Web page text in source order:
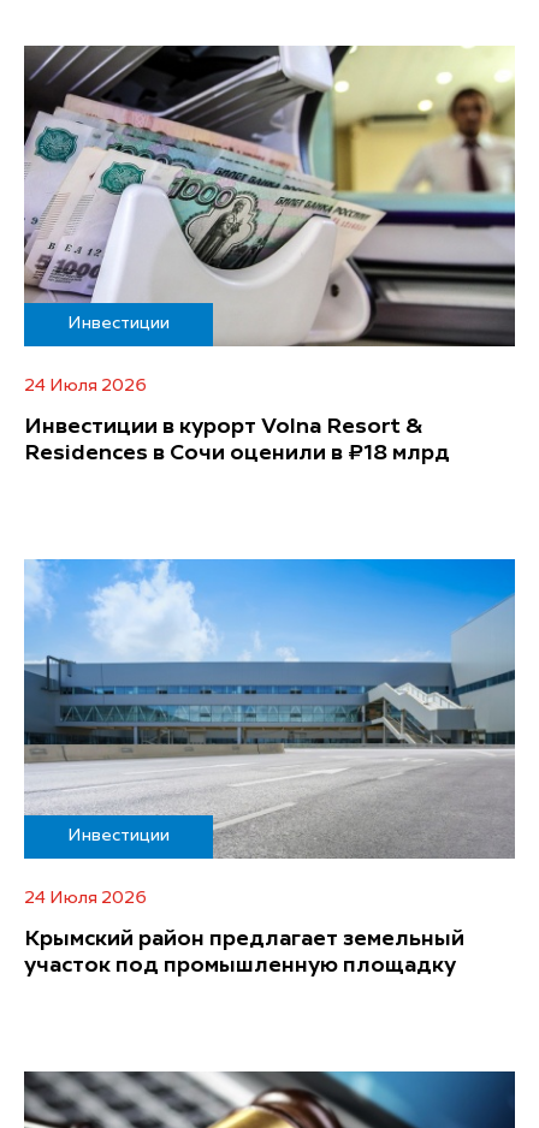
Инвестиции
24 Июля 2026
Инвестиции в курорт Volna Resort &
Residences в Сочи оценили в ₽18 млрд
Инвестиции
24 Июля 2026
Крымский район предлагает земельный
участок под промышленную площадку